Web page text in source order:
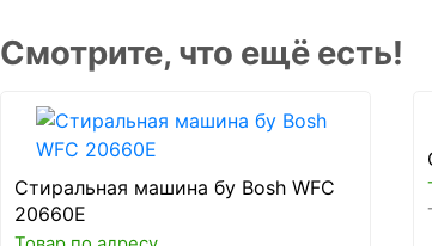
Смотрите, что ещё есть!
Стиральная машина бу Bosh WFC
20660E